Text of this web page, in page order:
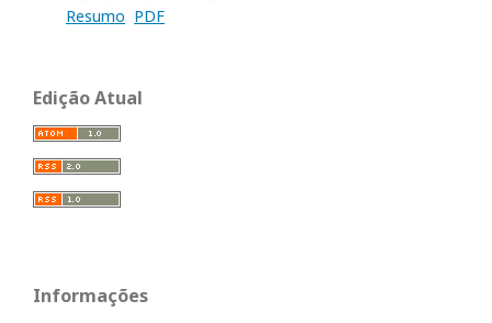
Resumo PDF
Edição Atual
Informações